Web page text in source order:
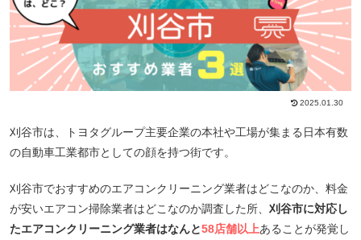
2025.01.30
刈谷市は、トヨタグループ主要企業の本社や工場が集まる日本有数
の自動車工業都市としての顔を持つ街です。
刈谷市でおすすめのエアコンクリーニング業者はどこなのか、料金
が安いエアコン掃除業者はどこなのか調査した所、 刈谷市に対応し
たエアコンクリーニング業者はなんと58店舗以上あることが発覚し